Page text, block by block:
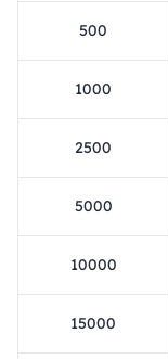
500
1000
2500
5000
10000
15000